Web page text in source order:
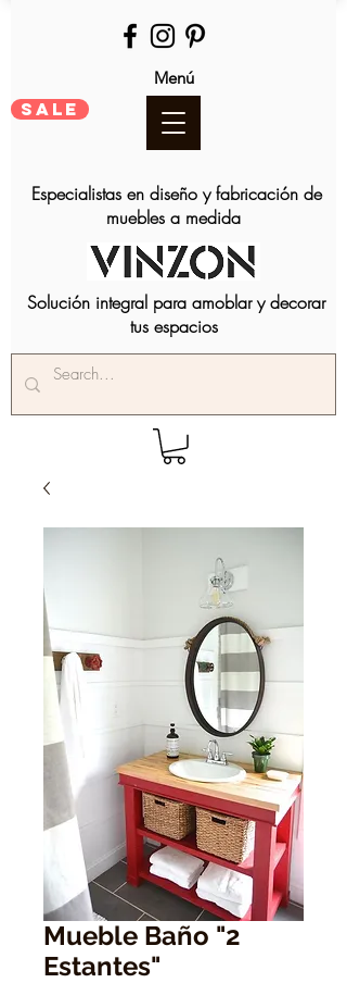
Menú
SALE
Especialistas en diseño y fabricación de
muebles a medida
Solución integral para amoblar y decorar
tus espacios
Mueble Baño "2
Estantes"